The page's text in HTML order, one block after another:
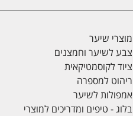
מוצרי שיער
צבע לשיער וחמצנים
ציוד לקוסמטיקאית
ריהוט למספרה
אמפולות לשיער
בלוג - טיפים ומדריכים למוצרי